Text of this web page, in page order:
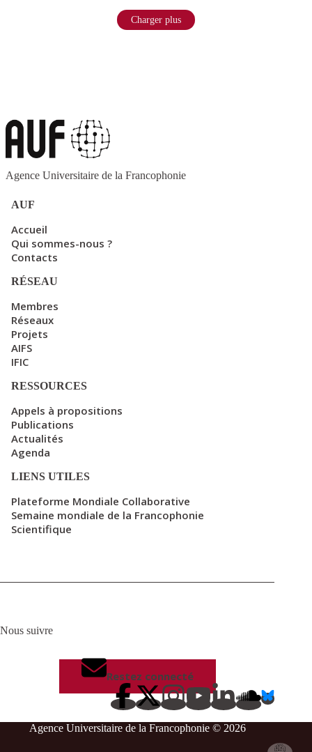
Charger plus
Agence Universitaire de la Francophonie
AUF
Accueil
Qui sommes-nous ?
Contacts
RÉSEAU
Membres
Réseaux
Projets
AIFS
IFIC
RESSOURCES
Appels à propositions
Publications
Actualités
Agenda
LIENS UTILES
Plateforme Mondiale Collaborative
Semaine mondiale de la Francophonie
Scientifique
Nous suivre
Restez connecté
Agence Universitaire de la Francophonie © 2026